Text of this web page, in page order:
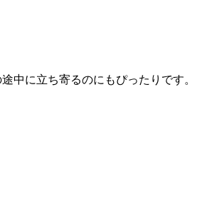
中に立ち寄るのにもぴったりです。